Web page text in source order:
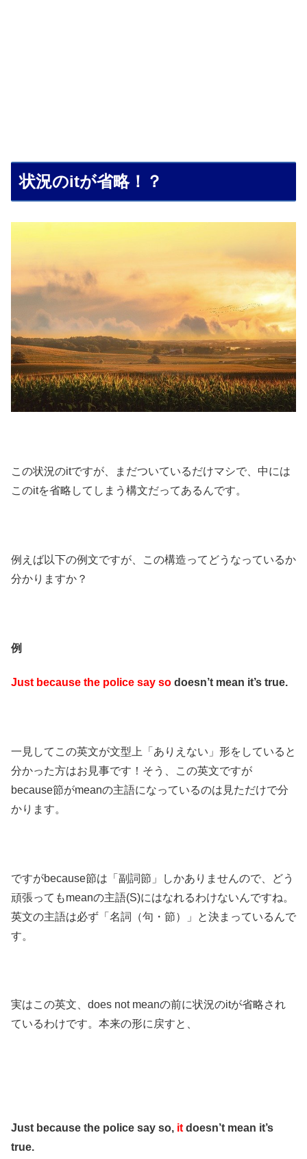
状況のitが省略！？
この状況のitですが、まだついているだけマシで、中には
このitを省略してしまう構文だってあるんです。
例えば以下の例文ですが、この構造ってどうなっているか
分かりますか？
例
Just because the police say so doesn’t mean it’s true.
一見してこの英文が文型上「ありえない」形をしていると
分かった方はお見事です！そう、この英文ですが
because節がmeanの主語になっているのは見ただけで分
かります。
ですがbecause節は「副詞節」しかありませんので、どう
頑張ってもmeanの主語(S)にはなれるわけないんですね。
英文の主語は必ず「名詞（句・節）」と決まっているんで
す。
実はこの英文、does not meanの前に状況のitが省略され
ているわけです。本来の形に戻すと、
Just because the police say so, it doesn’t mean it’s
true.